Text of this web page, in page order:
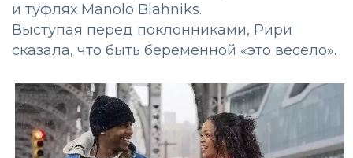
и туфлях Manolo Blahniks.
Выступая перед поклонниками, Рири
сказала, что быть беременной «это весело».